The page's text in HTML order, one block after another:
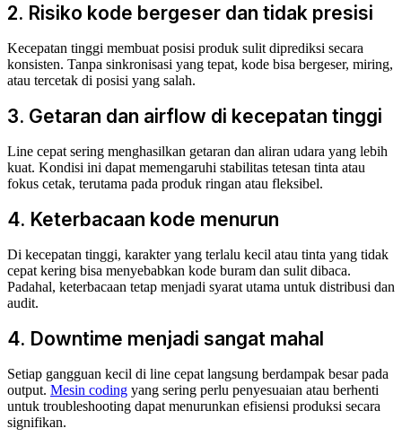
2. Risiko kode bergeser dan tidak presisi
Kecepatan tinggi membuat posisi produk sulit diprediksi secara
konsisten. Tanpa sinkronisasi yang tepat, kode bisa bergeser, miring,
atau tercetak di posisi yang salah.
3. Getaran dan airflow di kecepatan tinggi
Line cepat sering menghasilkan getaran dan aliran udara yang lebih
kuat. Kondisi ini dapat memengaruhi stabilitas tetesan tinta atau
fokus cetak, terutama pada produk ringan atau fleksibel.
4. Keterbacaan kode menurun
Di kecepatan tinggi, karakter yang terlalu kecil atau tinta yang tidak
cepat kering bisa menyebabkan kode buram dan sulit dibaca.
Padahal, keterbacaan tetap menjadi syarat utama untuk distribusi dan
audit.
4. Downtime menjadi sangat mahal
Setiap gangguan kecil di line cepat langsung berdampak besar pada
output. Mesin coding yang sering perlu penyesuaian atau berhenti
untuk troubleshooting dapat menurunkan efisiensi produksi secara
signifikan.